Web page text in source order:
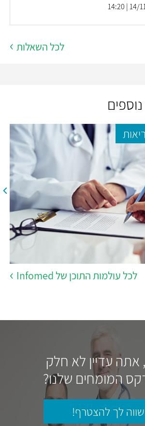
14/11/
לכל השאלות
לכל עולמות התוכן של Infomed
אתה עדיין לא חלק
המומחים שלנו?
שווה לך להצטרף!